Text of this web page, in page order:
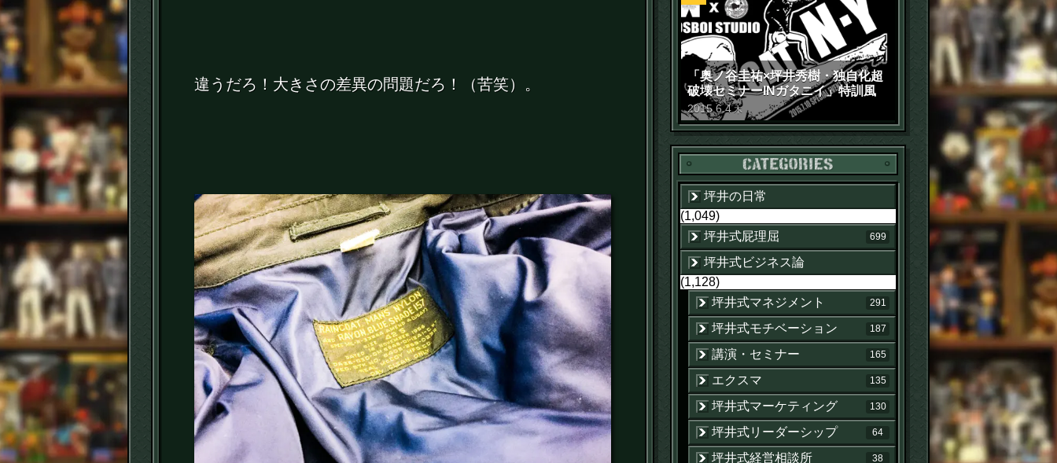
違うだろ！大きさの差異の問題だろ！（苦笑）。
「奥ノ谷圭祐×坪井秀樹・独自化超
破壊セミナーINガタニイ」特訓風
景動画（苦笑）
2015.6.4 木
カテゴリー
坪井の日常
(1,049)
坪井式屁理屈
699
坪井式ビジネス論
(1,128)
坪井式マネジメント
291
坪井式モチベーション 187
講演・セミナー 165
エクスマ 135
坪井式マーケティング 130
坪井式リーダーシップ 64
坪井式経営相談所 38